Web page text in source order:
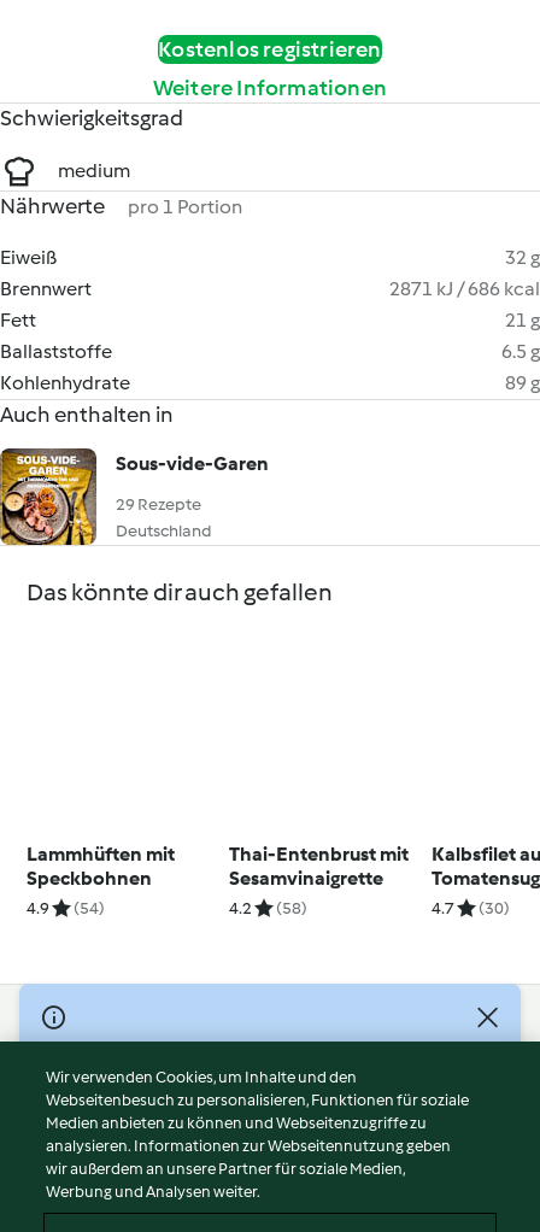
Kostenlos registrieren
Weitere Informationen
Schwierigkeitsgrad
medium
Nährwerte pro 1 Portion
Eiweiß
32 g
Brennwert
2871 kJ / 686 kcal
Fett
21 g
Ballaststoffe
6.5 g
Kohlenhydrate
89 g
Auch enthalten in
Sous-vide-Garen
29 Rezepte
Deutschland
Das könnte dir auch gefallen
Lammhüften mit
Speckbohnen
4.9 (54)
Thai-Entenbrust mit
Sesamvinaigrette
4.2 (58)
Kalbsfilet
Zitronenreis
4.7 (30)
© Copyright 2026
Nutzungsbedingungen
Datenschutzrichtlinien
Disclaimer
Impressum
Cookies
Wir verwenden Cookies, um Inhalte und den
Webseitenbesuch zu personalisieren, Funktionen für soziale
Medien anbieten zu können und Webseitenzugriffe zu
analysieren. Informationen zur Webseitennutzung geben
wir außerdem an unsere Partner für soziale Medien,
Werbung und Analysen weiter.